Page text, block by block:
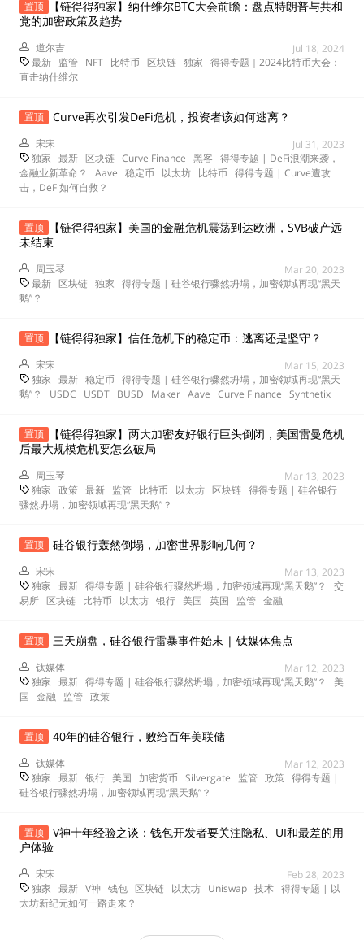
置顶
【链得得独家】纳什维尔BTC大会前瞻：盘点特朗普与共和
党的加密政策及趋势
道尔吉
Jul 18, 2024
最新 监管 NFT 比特币 区块链 独家 得得专题｜2024比特币大会：
直击纳什维尔
置顶 Curve再次引发DeFi危机，投资者该如何逃离？
宋宋
Jul 31, 2023
独家 最新 区块链 Curve Finance 黑客 得得专题 | DeFi浪潮来袭，
金融业新革命？
Aave 稳定币 以太坊 比特币 得得专题 | Curve遭攻
击，DeFi如何自救？
置顶
【链得得独家】美国的金融危机震荡到达欧洲，SVB破产远
未结束
周玉琴
Mar 20, 2023
最新 区块链 独家 得得专题 | 硅谷银行骤然坍塌，加密领域再现“黑天
鹅”？
置顶 【链得得独家】信任危机下的稳定币：逃离还是坚守？
宋宋
Mar 15, 2023
独家 最新 稳定币 得得专题 | 硅谷银行骤然坍塌，加密领域再现“黑天
鹅”？
USDC USDT BUSD Maker Aave Curve Finance Synthetix
置顶
【链得得独家】两大加密友好银行巨头倒闭，美国雷曼危机
后最大规模危机要怎么破局
周玉琴
Mar 13, 2023
独家 政策 最新 监管 比特币 以太坊 区块链 得得专题 | 硅谷银行
骤然坍塌，加密领域再现“黑天鹅”？
置顶 硅谷银行轰然倒塌，加密世界影响几何？
宋宋
Mar 13, 2023
独家 最新 得得专题 | 硅谷银行骤然坍塌，加密领域再现“黑天鹅”？
交
易所 区块链 比特币 以太坊 银行 美国 英国 监管 金融
置顶 三天崩盘，硅谷银行雷暴事件始末 | 钛媒体焦点
钛媒体
Mar 12, 2023
独家 最新 得得专题 | 硅谷银行骤然坍塌，加密领域再现“黑天鹅”？
美
国 金融 监管 政策
置顶 40年的硅谷银行，败给百年美联储
钛媒体
Mar 12, 2023
独家 最新 银行 美国 加密货币 Silvergate 监管 政策 得得专题 |
硅谷银行骤然坍塌，加密领域再现“黑天鹅”？
置顶
V神十年经验之谈：钱包开发者要关注隐私、UI和最差的用
户体验
宋宋
Feb 28, 2023
独家 最新 V神 钱包 区块链 以太坊 Uniswap 技术 得得专题 | 以
太坊新纪元如何一路走来？